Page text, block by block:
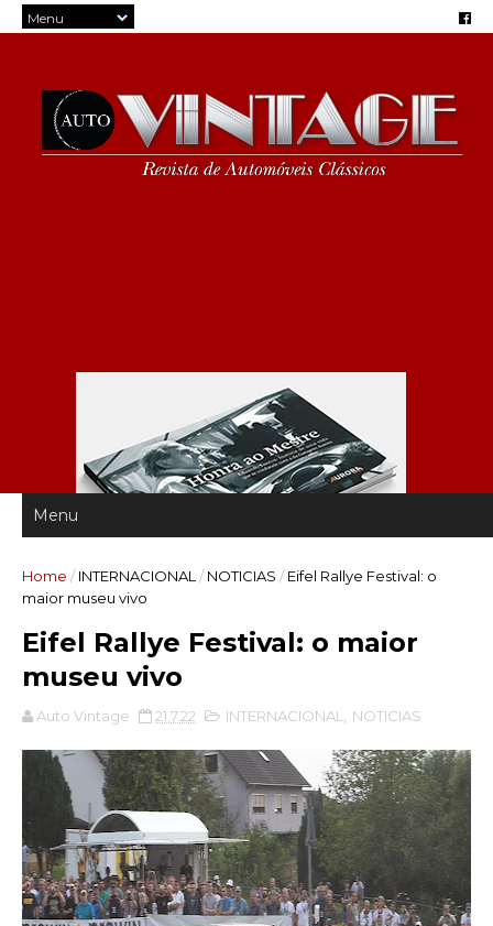
Home / INTERNACIONAL / NOTICIAS / Eifel Rallye Festival: o
maior museu vivo
Eifel Rallye Festival: o maior
museu vivo
Auto Vintage 21.7.22 INTERNACIONAL NOTICIAS